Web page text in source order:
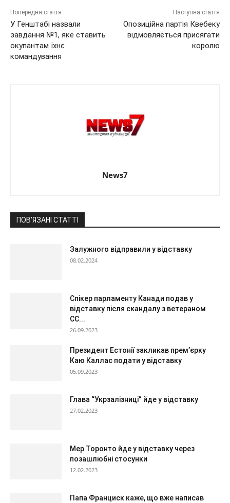
Попередня стаття
У Генштабі назвали
завдання №1, яке ставить
окупантам їхнє
командування
Наступна стаття
Опозиційна партія Квебеку
відмовляється присягати
королю
News7
ПОВ'ЯЗАНІ СТАТТІ
Залужного відправили у відставку
08.02.2024
Спікер парламенту Канади подав у
відставку після скандалу з ветераном
СС...
26.09.2023
Президент Естонії закликав премʼєрку
Каю Каллас подати у відставку
05.09.2023
Глава “Укрзалізниці” йде у відставку
27.02.2023
Мер Торонто йде у відставку через
позашлюбні стосунки
12.02.2023
Папа Франциск каже, що вже написав